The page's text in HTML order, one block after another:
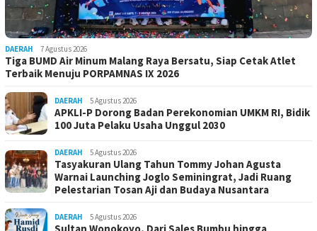
DAERAH 7 Agustus 2026
Tiga BUMD Air Minum Malang Raya Bersatu, Siap Cetak Atlet
Terbaik Menuju PORPAMNAS IX 2026
DAERAH 5 Agustus 2026
APKLI-P Dorong Badan Perekonomian UMKM RI, Bidik
100 Juta Pelaku Usaha Unggul 2030
DAERAH 5 Agustus 2026
Tasyakuran Ulang Tahun Tommy Johan Agusta
Warnai Launching Joglo Seminingrat, Jadi Ruang
Pelestarian Tosan Aji dan Budaya Nusantara
DAERAH 5 Agustus 2026